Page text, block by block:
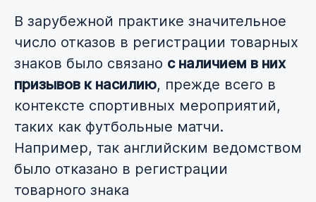
В зарубежной практике значительное
число отказов в регистрации товарных
знаков было связано с наличием в них
призывов к насилию, прежде всего в
контексте спортивных мероприятий,
таких как футбольные матчи.
Например, так английским ведомством
было отказано в регистрации
товарного знака